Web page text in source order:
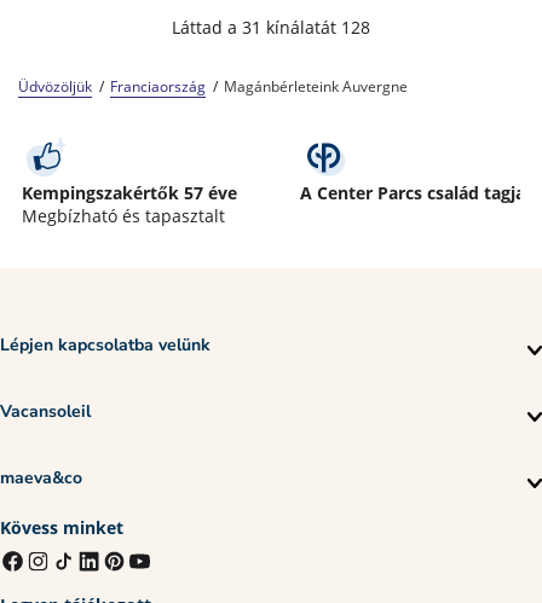
Láttad a 31 kínálatát 128
Üdvözöljük Franciaország Magánbérleteink Auvergne
Kempingszakértők 57 éve
Megbízható és tapasztalt
A Center Parcs család tagja
Lépjen kapcsolatba velünk
Vacansoleil
maeva&co
Kövess minket